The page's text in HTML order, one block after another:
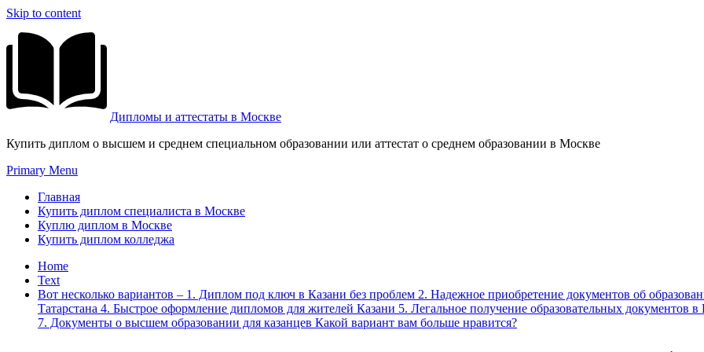
Skip to content
Дипломы и аттестаты в Москве
Купить диплом о высшем и среднем специальном образовании или аттестат о среднем образовании в Москве
Primary Menu
Главная
Купить диплом специалиста в Москве
Куплю диплом в Москве
Купить диплом колледжа
Home
Text
Вот несколько вариантов – 1. Диплом под ключ в Казани без проблем 2. Надежное приобретение документов об
Татарстана 4. Быстрое оформление дипломов для жителей Казани 5. Легальное получение образовательных
7. Документы о высшем образовании для казанцев Какой вариант вам больше нравится?